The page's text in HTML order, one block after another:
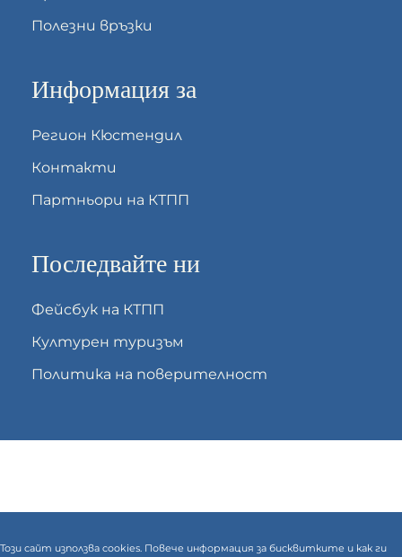
Полезни връзки
Информация за
Регион Кюстендил
Контакти
Партньори на КТПП
Последвайте ни
Фейсбук на КТПП
Културен туризъм
Политика на поверителност
Този сайт използва cookies. Повече информация за бисквитките и как ги